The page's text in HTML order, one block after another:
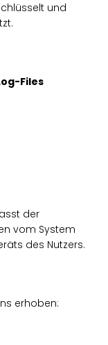
und
Files
der
vom System
des Nutzers.
erhoben: